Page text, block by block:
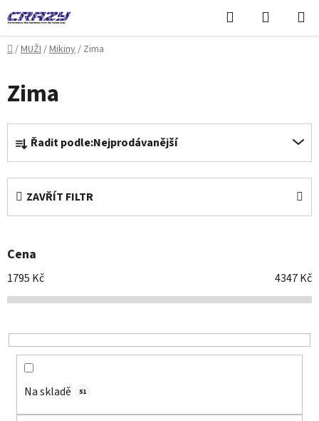
na
obsah
Hledat
KOŠÍK
Domů
/MUŽI/Mikiny/ Zima
Zima
Ř
z
e
í
r
o
d
k
t
Řadit podle:Nejprodávanější
ZAVŘÍT FILTR
Cena
1795 Kč 4347Kč
Na skladě 51